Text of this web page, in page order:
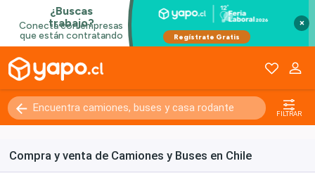
×
FILTRAR
Compra y venta de Camiones y Buses en Chile